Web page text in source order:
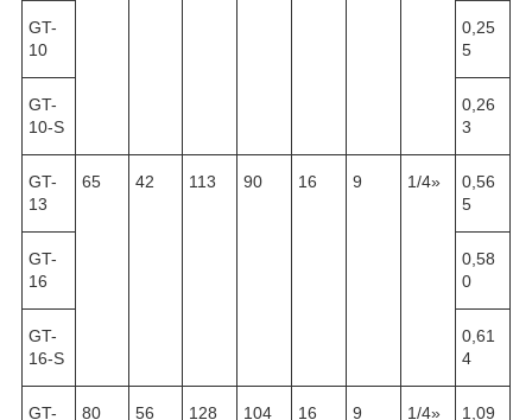
GT-
10
0,25
5
GT-
10-S
0,26
3
GT-
13
65 42 113 90 16 9 1/4»
0,56
5
GT-
16
0,58
0
GT-
16-S
0,61
4
GT-
80 56 128 104 16 9 1/4»
1,09